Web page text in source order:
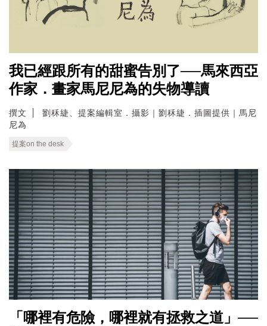
我已經跟所有的甜蜜告別了──馬來西亞
作家．畫家馬尼尼為的失物導讀
撰文
劉秝緁、提案編輯室．攝影｜劉秝緁．插圖提供｜馬尼
尼為
提案on the desk
「哪裡有危險，哪裡就有拯救之道」──